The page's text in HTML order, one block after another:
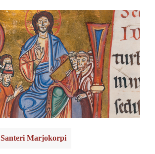
Santeri Marjokorpi